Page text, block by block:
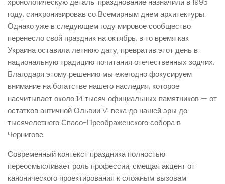
году, синхронизировав со Всемирным днем ​​архитектуры.
Однако уже в следующем году мировое сообщество
перенесло свой праздник на октябрь, в то время как
Украина оставила летнюю дату, превратив этот день в
национальную традицию почитания отечественных зодчих.
Благодаря этому решению мы ежегодно фокусируем
внимание на богатстве нашего наследия, которое
насчитывает около 14 тысяч официальных памятников — от
остатков античной Ольвии VI века до нашей эры до
тысячелетнего Спасо-Преображенского собора в
Чернигове.
Современный контекст праздника полностью
переосмысливает роль профессии, смещая акцент от
канонического проектирования к сложным вызовам